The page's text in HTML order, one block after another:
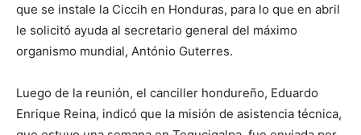
que se instale la Ciccih en Honduras, para lo que en abril
le solicitó ayuda al secretario general del máximo
organismo mundial, António Guterres.
Luego de la reunión, el canciller hondureño, Eduardo
Enrique Reina, indicó que la misión de asistencia técnica,